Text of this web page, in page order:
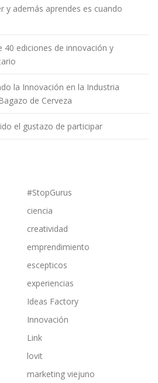
y además aprendes es cuando
40 ediciones de innovación y
la Innovación en la Industria
de Cerveza
el gustazo de participar
#StopGurus
ciencia
creatividad
emprendimiento
escepticos
experiencias
Ideas Factory
Innovación
Link
lovit
marketing viejuno